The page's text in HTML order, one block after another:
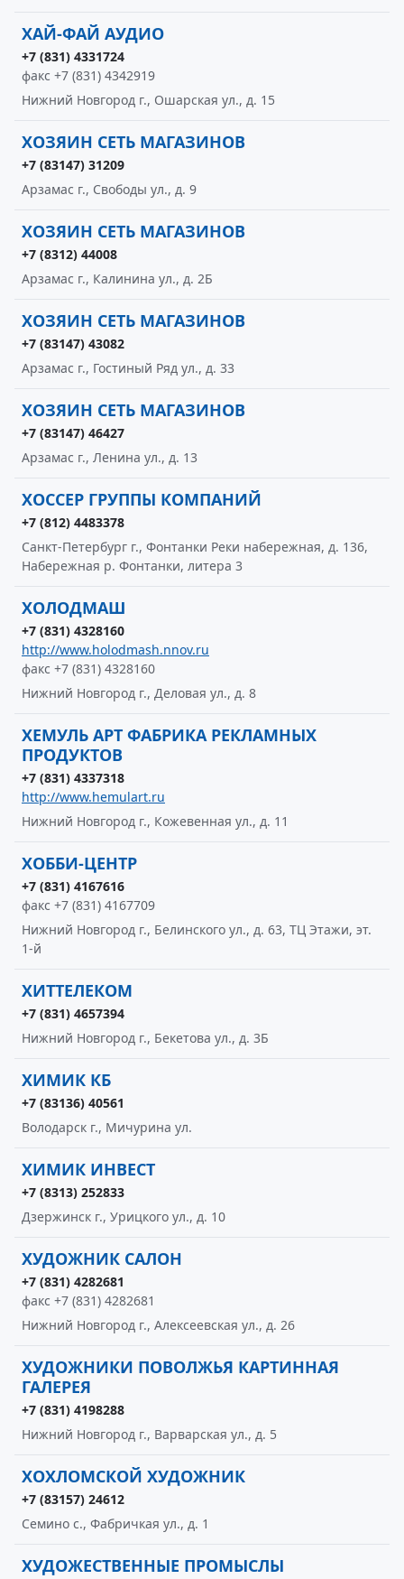
ХАЙ-ФАЙ АУДИО
+7 (831) 4331724
факс +7 (831) 4342919
Нижний Новгород г., Ошарская ул., д. 15
ХОЗЯИН СЕТЬ МАГАЗИНОВ
+7 (83147) 31209
Арзамас г., Свободы ул., д. 9
ХОЗЯИН СЕТЬ МАГАЗИНОВ
+7 (8312) 44008
Арзамас г., Калинина ул., д. 2Б
ХОЗЯИН СЕТЬ МАГАЗИНОВ
+7 (83147) 43082
Арзамас г., Гостиный Ряд ул., д. 33
ХОЗЯИН СЕТЬ МАГАЗИНОВ
+7 (83147) 46427
Арзамас г., Ленина ул., д. 13
ХОССЕР ГРУППЫ КОМПАНИЙ
+7 (812) 4483378
Санкт-Петербург г., Фонтанки Реки набережная, д. 136,
Набережная р. Фонтанки, литера 3
ХОЛОДМАШ
+7 (831) 4328160
http://www.holodmash.nnov.ru
факс +7 (831) 4328160
Нижний Новгород г., Деловая ул., д. 8
ХЕМУЛЬ АРТ ФАБРИКА РЕКЛАМНЫХ
ПРОДУКТОВ
+7 (831) 4337318
http://www.hemulart.ru
Нижний Новгород г., Кожевенная ул., д. 11
ХОББИ-ЦЕНТР
+7 (831) 4167616
факс +7 (831) 4167709
Нижний Новгород г., Белинского ул., д. 63, ТЦ Этажи, эт.
1-й
ХИТТЕЛЕКОМ
+7 (831) 4657394
Нижний Новгород г., Бекетова ул., д. 3Б
ХИМИК КБ
+7 (83136) 40561
Володарск г., Мичурина ул.
ХИМИК ИНВЕСТ
+7 (8313) 252833
Дзержинск г., Урицкого ул., д. 10
ХУДОЖНИК САЛОН
+7 (831) 4282681
факс +7 (831) 4282681
Нижний Новгород г., Алексеевская ул., д. 26
ХУДОЖНИКИ ПОВОЛЖЬЯ КАРТИННАЯ
ГАЛЕРЕЯ
+7 (831) 4198288
Нижний Новгород г., Варварская ул., д. 5
ХОХЛОМСКОЙ ХУДОЖНИК
+7 (83157) 24612
Семино с., Фабричкая ул., д. 1
ХУДОЖЕСТВЕННЫЕ ПРОМЫСЛЫ